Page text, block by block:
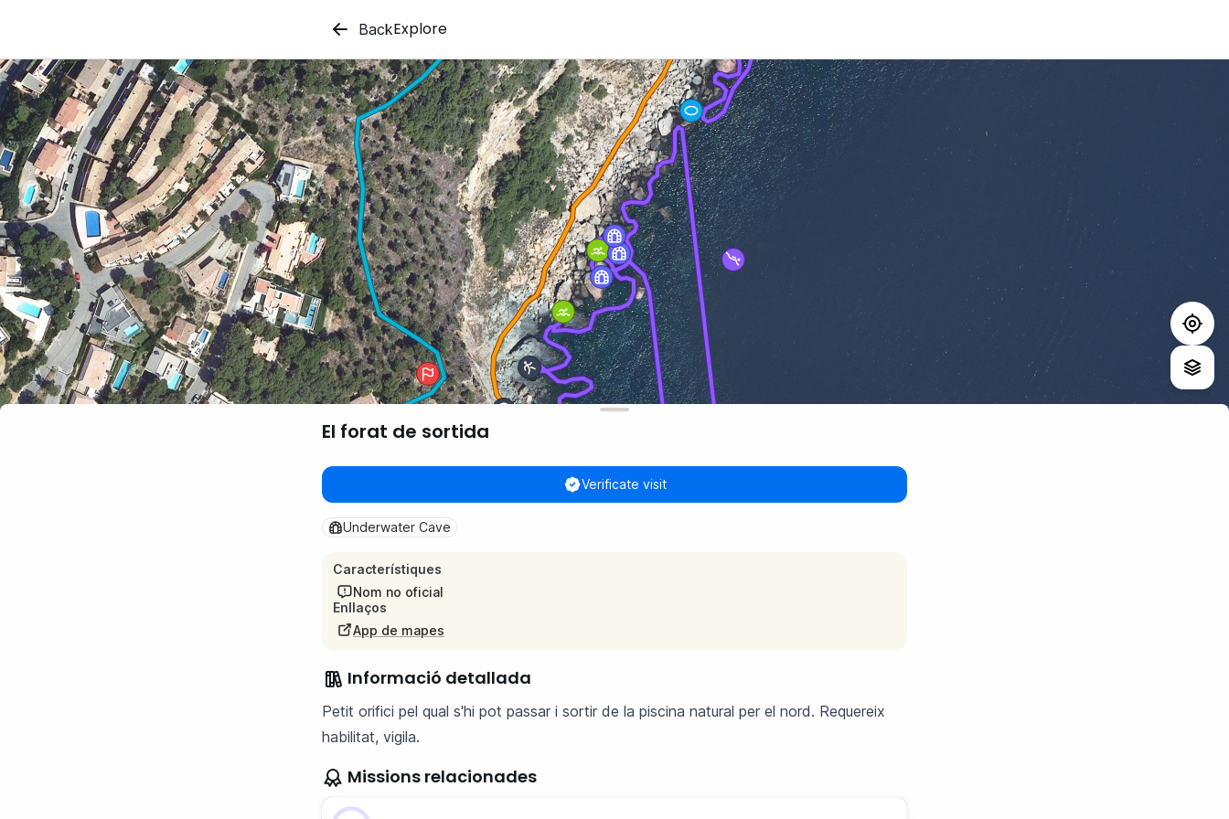
BackExplore
El forat de sortida
Verificate visit
Underwater Cave
Característiques
Nom no oficial
Enllaços
App de mapes
Informació detallada
Petit orifici pel qual s'hi pot passar i sortir de la piscina natural per el nord. Requereix
habilitat, vigila.
Missions relacionades